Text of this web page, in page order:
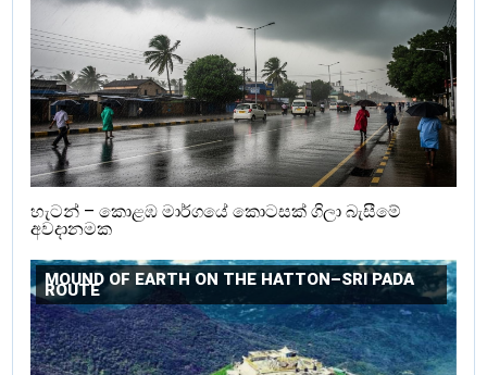
හැටන් – කොළඹ මාර්ගයේ කොටසක් ගිලා බැසීමේ
අවදානමක
MOUND OF EARTH ON THE HATTON–SRI PADA
ROUTE